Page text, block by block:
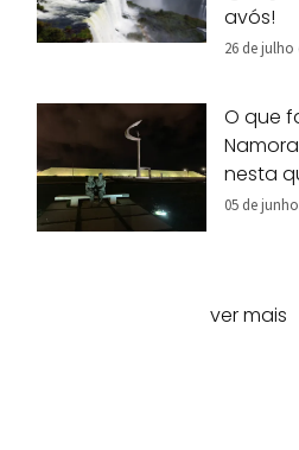
avós!
26 de julho
O que
nesta
05 de
ver mais